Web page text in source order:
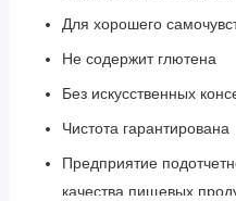
Для хорошего
Не содержит глютена
Без искусственных
Чистота гарантирована
Предприятие
качества пищевых